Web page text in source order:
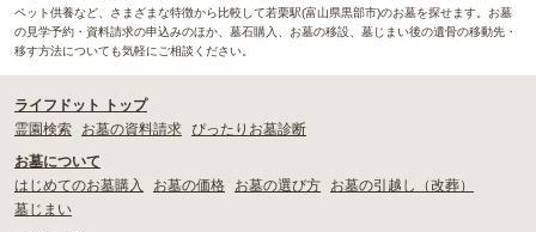
ペット供養など、さまざまな特徴から比較して若栗駅(富山県黒部市)のお墓を探せます。お墓
の見学予約・資料請求の申込みのほか、墓石購入、お墓の移設、墓じまい後の遺骨の移動先・
移す方法についても気軽にご相談ください。
ライフドット トップ
霊園検索
お墓の資料請求 ぴったりお墓診断
お墓について
はじめてのお墓購入
お墓の価格 お墓の選び方
お墓の引越し（改葬）
墓じまい